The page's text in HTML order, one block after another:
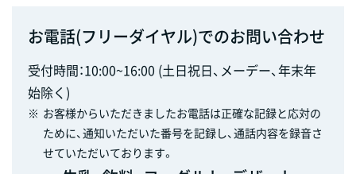
お電話(フリーダイヤル)でのお問い合わせ
受付時間：10:00~16:00 (土日祝日、メーデー、年末年
始除く)
※ お客様からいただきましたお電話は正確な記録と応対の
ために、通知いただいた番号を記録し、通話内容を録音さ
せていただいております。